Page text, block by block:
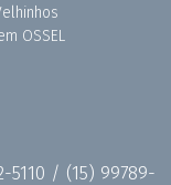
OSSEL
5110 / (15) 99789-